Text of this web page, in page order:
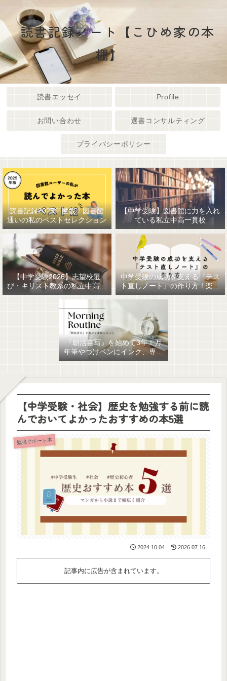
読書記録ノート【こひめ家の本
棚】
読書エッセイ Profile
お問い合わせ 選書コンサルティング
プライバシーポリシー
読書記録2025年度版！図書館
通いの私のベストセレクション
【中学受験】図書館に力を入れ
ている私立中高一貫校
【中学受験2026】志望校選
び・キリスト教系の私立中高一
貫女子校を調べてみました
中学受験の成功を支える『テス
ト直しノート』の作り方！楽に
作るための最強おすすめ文房具
『朝活書写』を始めて3年！万
年筆やつけペンにインク、専用
ノート、毎日が充実していま
【中学受験・社会】歴史を勉強する前に読
んでおいてよかったおすすめの本5選
勉強サポート本
2024.10.04 2026.07.16
記事内に広告が含まれています。